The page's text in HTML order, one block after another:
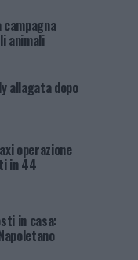
animali
allagata dopo
operazione
in 44
in casa: